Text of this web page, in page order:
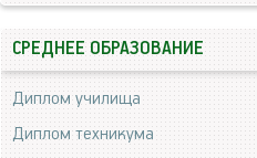
СРЕДНЕЕ ОБРАЗОВАНИЕ
Диплом училища
Диплом техникума